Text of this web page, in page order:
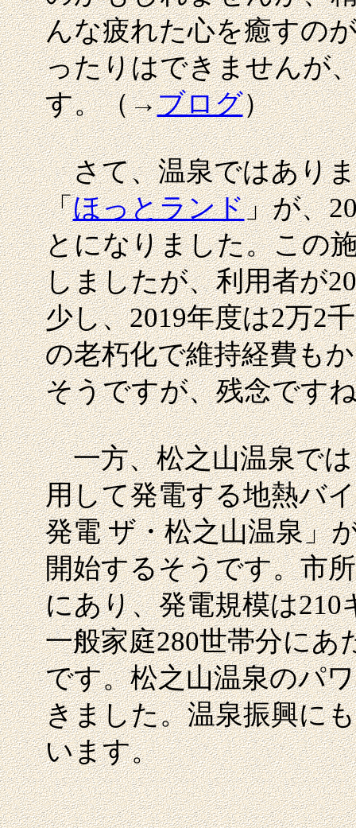
んな疲れた心を癒すの
ったりはできませんが
す。（→ブログ）
さて、温泉ではありま
「ほっとランド」が、
とになりました。この
しましたが、利用者が
少し、2019年度は2万2
の老朽化で維持経費も
そうですが、残念です
一方、松之山温泉では
用して発電する地熱バ
発電 ザ・松之山温泉」
開始するそうです。市
にあり、発電規模は
一般家庭280世帯分にあ
です。松之山温泉のパ
きました。温泉振興に
います。